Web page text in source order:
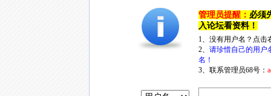
管理员提醒： 必须
入论坛看资料！
1、没有用户名？点
2、 请珍惜自己的用户
名！
3、联系管理员68号：